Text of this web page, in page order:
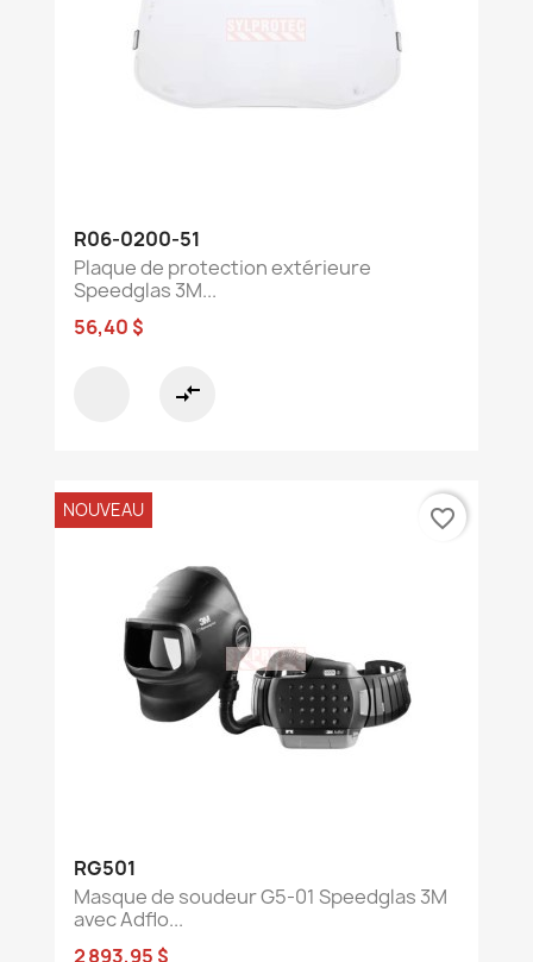
R06-0200-51
Plaque de protection extérieure
Speedglas 3M...
56,40 $
compare_arrows
RG501
Masque de soudeur G5-01 Speedglas 3M
avec Adflo...
2 893,95 $
NOUVEAU favorite_border